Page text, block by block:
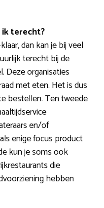
ik terecht?
dan kan je bij veel
terecht bij de
Deze organisaties
met eten. Het is dus
bestellen. Ten tweede
en/of
enige focus product
kun je soms ook
die
hebben